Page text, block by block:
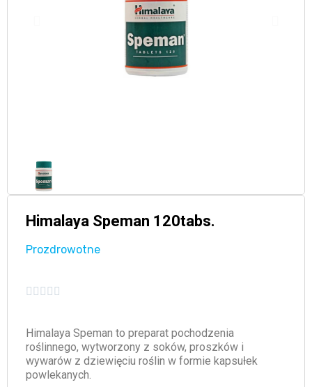
Himalaya Speman 120tabs.
Prozdrowotne
    
Himalaya Speman to preparat pochodzenia
roślinnego, wytworzony z soków, proszków i
wywarów z dziewięciu roślin w formie kapsułek
powlekanych.